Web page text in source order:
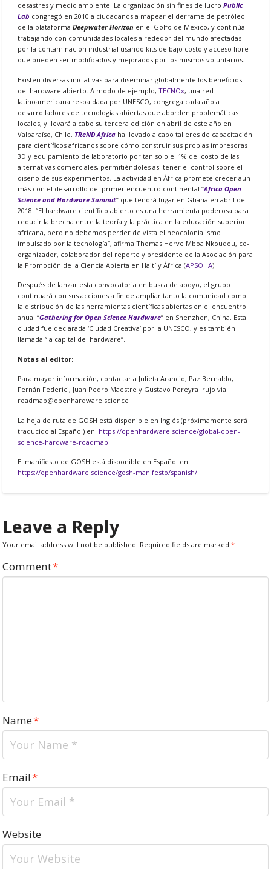
desastres y medio ambiente. La organización sin fines de lucroPublic
Lab congregó en 2010 a ciudadanos a mapear el derrame de petróleo
de la plataformaDeepwater Horizon en el Golfo de México, y continúa
trabajando con comunidades locales alrededor del mundo afectadas
por la contaminación industrial usando kits de bajo costo y acceso libre
que pueden ser modificados y mejorados por los mismos voluntarios.
Existen diversas iniciativas para diseminar globalmente los beneficios
del hardware abierto. A modo de ejemplo,TECNOx, una red
latinoamericana respaldada por UNESCO, congrega cada año a
desarrolladores de tecnologías abiertas que aborden problemáticas
locales, y llevará a cabo su tercera edición en abril de este año en
Valparaíso, Chile. TReND Africa ha llevado a cabo talleres de capacitación
para científicos africanos sobre cómo construir sus propias impresoras
3D y equipamiento de laboratorio por tan solo el 1% del costo de las
alternativas comerciales, permitiéndoles así tener el control sobre el
diseño de sus experimentos. La actividad en África promete crecer aún
más con el desarrollo del primer encuentro continental “Africa Open
Science and Hardware Summit” que tendrá lugar en Ghana en abril del
2018. “El hardware científico abierto es una herramienta poderosa para
reducir la brecha entre la teoría y la práctica en la educación superior
africana, pero no debemos perder de vista el neocolonialismo
impulsado por la tecnología”, afirma Thomas Herve Mboa Nkoudou, co-
organizador, colaborador del reporte y presidente de la Asociación para
la Promoción de la Ciencia Abierta en Haití y África (APSOHA).
Después de lanzar esta convocatoria en busca de apoyo, el grupo
continuará con sus acciones a fin de ampliar tanto la comunidad como
la distribución de las herramientas científicas abiertas en el encuentro
anual “Gathering for Open Science Hardware” en Shenzhen, China. Esta
ciudad fue declarada ‘Ciudad Creativa’ por la UNESCO, y es también
llamada “la capital del hardware”.
Notas al editor:
Para mayor información, contactar a Julieta Arancio, Paz Bernaldo,
Fernán Federici, Juan Pedro Maestre y Gustavo Pereyra Irujo via
roadmap@openhardware.science
La hoja de ruta de GOSH está disponible en Inglés (próximamente será
traducido al Español) en: https://openhardware.science/global-open-
science-hardware-roadmap
El manifiesto de GOSH está disponible en Español en
https://openhardware.science/gosh-manifesto/spanish/
Leave a Reply
Your email address will not be published. Required fields are marked*
Comment*
Name*
Email*
Website